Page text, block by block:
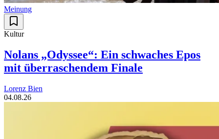
Meinung
Kultur
Nolans „Odyssee“: Ein schwaches Epos
mit überraschendem Finale
Lorenz Bien
04.08.26